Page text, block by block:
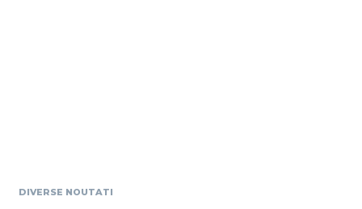
DIVERSE NOUTATI